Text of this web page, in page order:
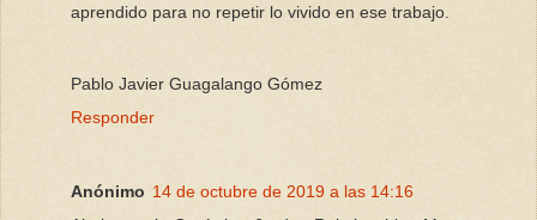
aprendido para no repetir lo vivido en ese trabajo.
Pablo Javier Guagalango Gómez
Responder
Anónimo 14 de octubre de 2019 a las 14:16